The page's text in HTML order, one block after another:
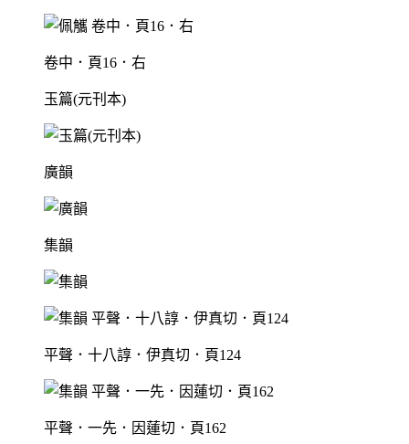
卷中．頁16．右
玉篇(元刊本)
廣韻
集韻
平聲．十八諄．伊真切．頁124
平聲．一先．因蓮切．頁162